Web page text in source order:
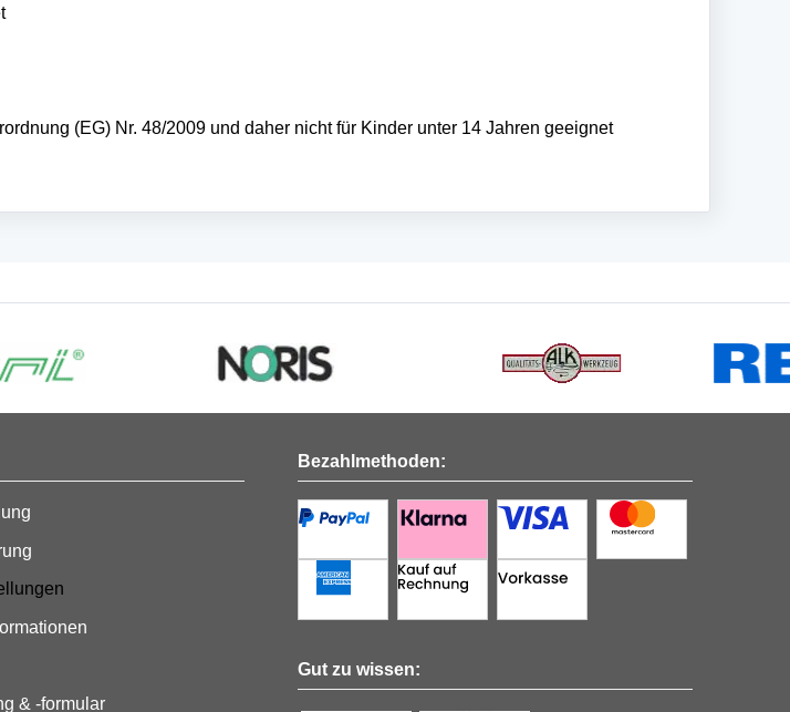
(EG) Nr. 48/2009 und daher nicht für Kinder unter 14 Jahren geeignet
& -formular
Bezahlmethoden:
Gut zu wissen: